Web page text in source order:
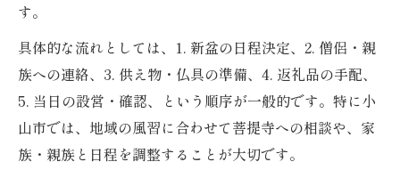
す。
具体的な流れとしては、1. 新盆の日程決定、2. 僧侶・親
族への連絡、3. 供え物・仏具の準備、4. 返礼品の手配、
5. 当日の設営・確認、という順序が一般的です。特に小
山市では、地域の風習に合わせて菩提寺への相談や、家
族・親族と日程を調整することが大切です。